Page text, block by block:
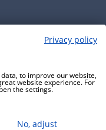
Privacy policy
to improve our website,
website experience. For
the settings.
No, adjust